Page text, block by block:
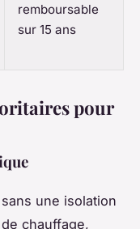
remboursable
sur 15 ans
pour
une isolation
chauffage,